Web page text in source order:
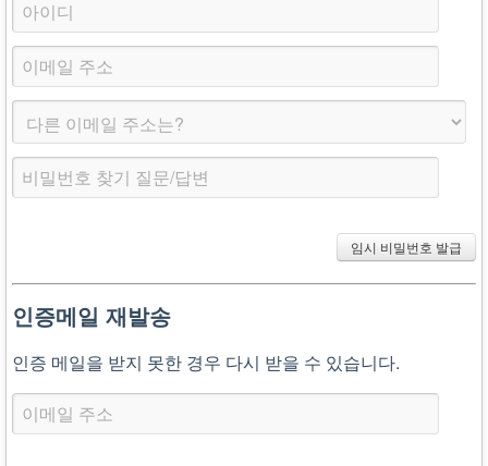
인증메일 재발송
인증 메일을 받지 못한 경우 다시 받을 수 있습니다.